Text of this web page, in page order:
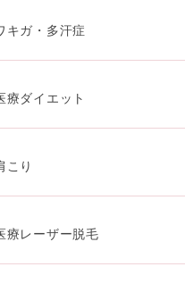
キガ・多汗症
療ダイエット
こり
療レーザー脱毛